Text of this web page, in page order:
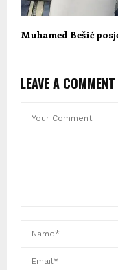
Muhamed Bešić
LEAVE A COMMENT